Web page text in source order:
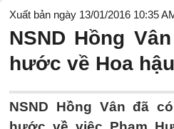
Xuất bản ngày 13/01/2016 10:35
NSND Hồng
hước về Hoa
NSND Hồng Vân đã